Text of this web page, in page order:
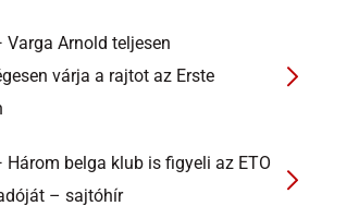
Varga Arnold teljesen
várja a rajtot az Erste
Három belga klub is figyeli az ETO
– sajtóhír